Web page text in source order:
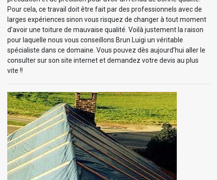
Pour cela, ce travail doit être fait par des professionnels avec de
larges expériences sinon vous risquez de changer à tout moment
d’avoir une toiture de mauvaise qualité. Voilà justement la raison
pour laquelle nous vous conseillons Brun Luigi un véritable
spécialiste dans ce domaine. Vous pouvez dès aujourd’hui aller le
consulter sur son site internet et demandez votre devis au plus
vite !!